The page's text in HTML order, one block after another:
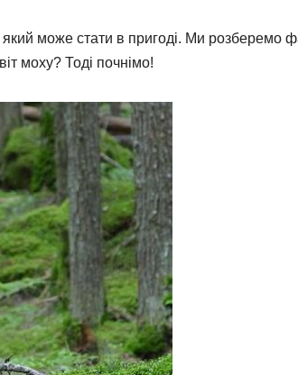
може стати в пригоді. Ми розберемо
моху? Тоді почнімо!